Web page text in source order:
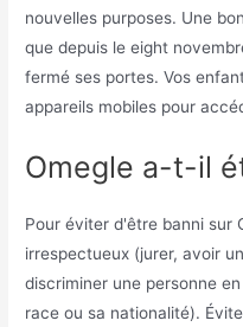
nouvelles purposes. Une
que depuis le eight
fermé ses portes. Vos
appareils mobiles pour
Omegle a-t-il
Pour éviter d'être banni sur
irrespectueux (jurer, avoir
discriminer une personne
race ou sa nationalité).